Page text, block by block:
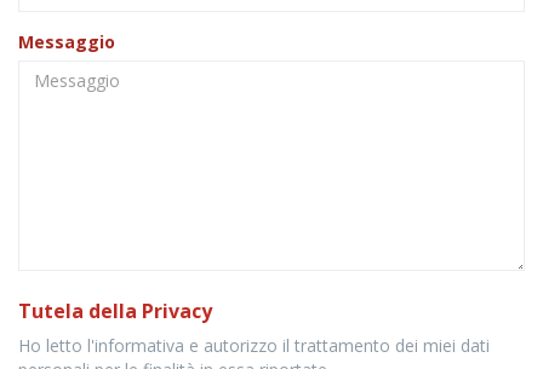
Messaggio
Tutela della Privacy
Ho letto l'informativa e autorizzo il trattamento dei miei dati